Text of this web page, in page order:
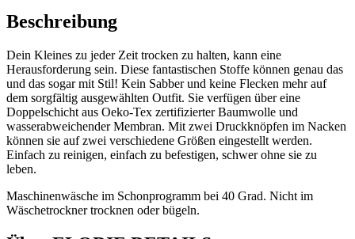
Beschreibung
Dein Kleines zu jeder Zeit trocken zu halten, kann eine
Herausforderung sein. Diese fantastischen Stoffe können genau das
und das sogar mit Stil! Kein Sabber und keine Flecken mehr auf
dem sorgfältig ausgewählten Outfit. Sie verfügen über eine
Doppelschicht aus Oeko-Tex zertifizierter Baumwolle und
wasserabweichender Membran. Mit zwei Druckknöpfen im Nacken
können sie auf zwei verschiedene Größen eingestellt werden.
Einfach zu reinigen, einfach zu befestigen, schwer ohne sie zu
leben.
Maschinenwäsche im Schonprogramm bei 40 Grad. Nicht im
Wäschetrockner trocknen oder bügeln.